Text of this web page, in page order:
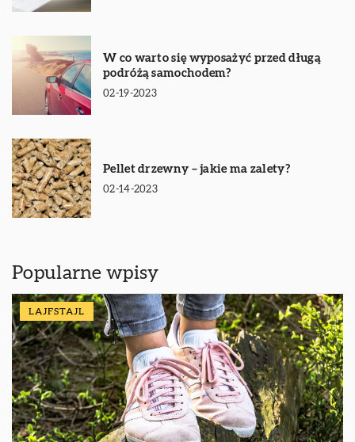
W co warto się wyposażyć przed długą
podróżą samochodem?
02-19-2023
Pellet drzewny – jakie ma zalety?
02-14-2023
Popularne wpisy
LAJFSTAJL